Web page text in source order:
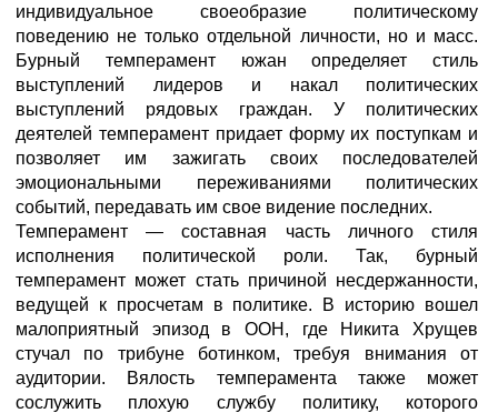
индивидуальное своеобразие политическому
поведению не только отдельной личности, но и масс.
Бурный темперамент южан определяет стиль
выступлений лидеров и накал политических
выступлений рядовых граждан. У политических
деятелей темперамент придает форму их поступкам и
позволяет им зажигать своих последователей
эмоциональными переживаниями политических
событий, передавать им свое видение последних.
Темперамент — составная часть личного стиля
исполнения политической роли. Так, бурный
темперамент может стать причиной несдержанности,
ведущей к просчетам в политике. В историю вошел
малоприятный эпизод в ООН, где Никита Хрущев
стучал по трибуне ботинком, требуя внимания от
аудитории. Вялость темперамента также может
сослужить плохую службу политику, которого